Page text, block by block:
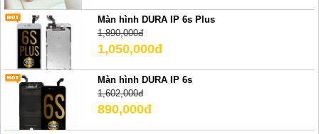
Màn hình DURA IP 6s Plus
1,890,000đ
1,050,000đ
Màn hình DURA IP 6s
1,602,000đ
890,000đ